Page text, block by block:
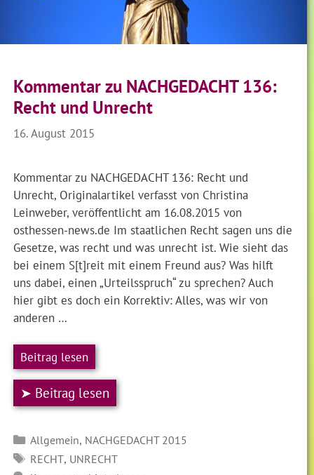
Kommentar zu NACHGEDACHT 136:
Recht und Unrecht
16. August 2015
Kommentar zu NACHGEDACHT 136: Recht und
Unrecht, Originalartikel verfasst von Christina
Leinweber, veröffentlicht am 16.08.2015 von
osthessen-news.de Im staatlichen Recht sagen uns die
Gesetze, was recht und was unrecht ist. Wie sieht das
bei einem S[t]reit mit einem Freund aus? Was hilft
uns dabei, einen „Urteilsspruch“ zu sprechen? Auch
hier gibt es doch ein Korrektiv: Alles, was wir von
anderen …
Beitrag lesen
➤ Beitrag lesen
Kategorien
Allgemein, NACHGEDACHT 2015
SCHLAGWÖRTER
RECHT, UNRECHT